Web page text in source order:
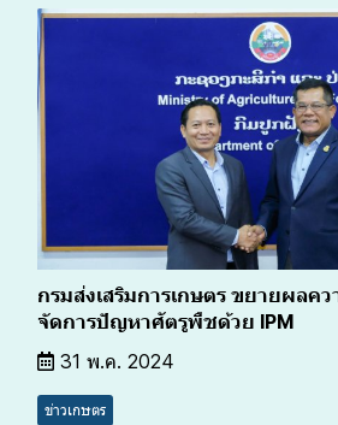
กรมส่งเสริมการเกษตร ขยายผลค
จัดการปัญหาศัตรูพืชด้วย IPM
31 พ.ค. 2024
ข่าวเกษตร